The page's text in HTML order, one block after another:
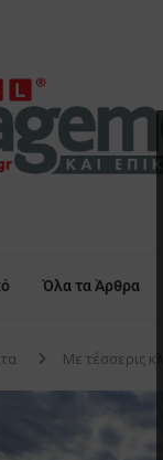
Όλα τα Άρθρα
Με τέσσερις